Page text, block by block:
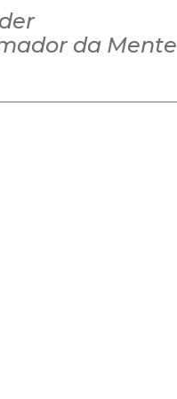
da Mente